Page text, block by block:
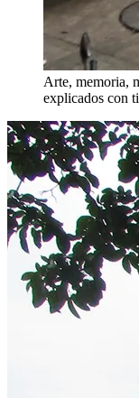
Arte, memoria,
explicados con